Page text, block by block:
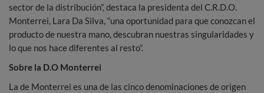
sector de la distribución”, destaca la presidenta del C.R.D.O.
Monterrei, Lara Da Silva, “una oportunidad para que conozcan el
producto de nuestra mano, descubran nuestras singularidades y
lo que nos hace diferentes al resto”.
Sobre la D.O Monterrei
La de Monterrei es una de las cinco denominaciones de origen